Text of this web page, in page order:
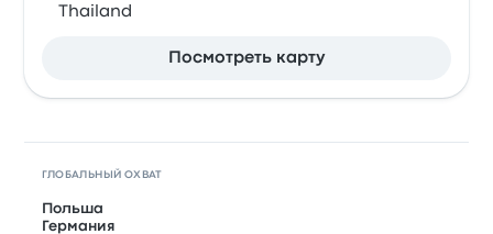
Thailand
Посмотреть карту
ГЛОБАЛЬНЫЙ ОХВАТ
Польша
Германия